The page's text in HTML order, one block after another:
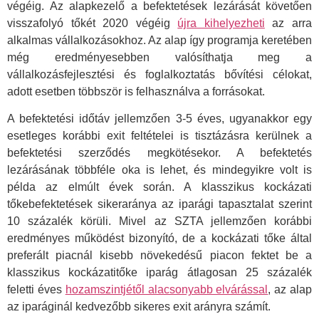
végéig. Az alapkezelő a befektetések lezárását követően
visszafolyó tőkét 2020 végéig újra kihelyezheti az arra
alkalmas vállalkozásokhoz. Az alap így programja keretében
még eredményesebben valósíthatja meg a
vállalkozásfejlesztési és foglalkoztatás bővítési célokat,
adott esetben többször is felhasználva a forrásokat.
A befektetési időtáv jellemzően 3-5 éves, ugyanakkor egy
esetleges korábbi exit feltételei is tisztázásra kerülnek a
befektetési szerződés megkötésekor. A befektetés
lezárásának többféle oka is lehet, és mindegyikre volt is
példa az elmúlt évek során. A klasszikus kockázati
tőkebefektetések sikeraránya az iparági tapasztalat szerint
10 százalék körüli. Mivel az SZTA jellemzően korábbi
eredményes működést bizonyító, de a kockázati tőke által
preferált piacnál kisebb növekedésű piacon fektet be a
klasszikus kockázatitőke iparág átlagosan 25 százalék
feletti éves hozamszintjétől alacsonyabb elvárással , az alap
az iparáginál kedvezőbb sikeres exit arányra számít.